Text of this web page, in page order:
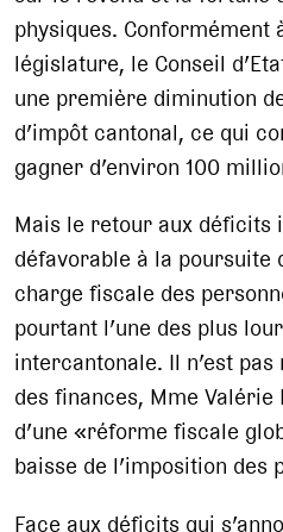
physiques. Conformément
législature, le Conseil
une première diminution
d’impôt cantonal, ce qui
gagner d’environ 100
Mais le retour aux déficits
défavorable à la poursuite
charge fiscale des
pourtant l’une des plus
intercantonale. Il n’est
des finances, Mme
d’une «réforme fiscale
baisse de l’imposition des
Face aux déficits qui